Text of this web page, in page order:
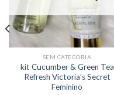
SEM CATEGORIA
kit Cucumber & Green Tea
Refresh Victoria’s Secret
Feminino